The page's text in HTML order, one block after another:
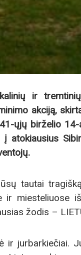
ir
akciją,
ųjų birželio
į atokiausius
tautai
ir miesteliuose
žodis –
ir jurbarkiečiai.